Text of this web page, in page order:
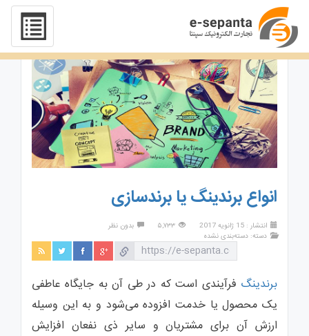
انواع برندینگ یا برندسازی
انتشار : 15 ژانویه 2017 ۵,۷۳۳
بدون نظر
دسته: دسته‌بندی نشده
برندینگ فرآیندی است که در طی آن به جایگاه عاطفی
یک محصول یا خدمت افزوده می‌شود و به این وسیله
ارزش آن برای مشتریان و سایر ذی نفعان افزایش